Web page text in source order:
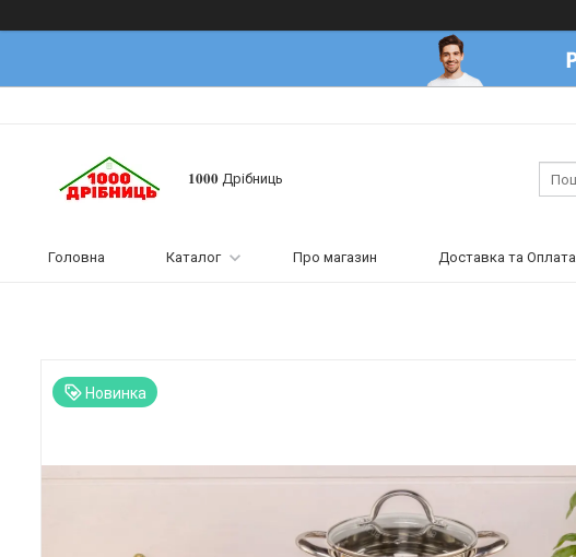
𝟏𝟎𝟎𝟎 Дрібниць
Головна Каталог Про магазин Доставка та Оплата
Новинка